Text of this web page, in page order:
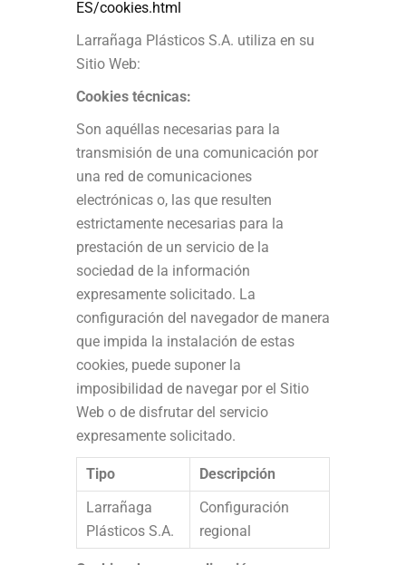
ES/cookies.html
Larrañaga Plásticos S.A. utiliza en su
Sitio Web:
Cookies técnicas:
Son aquéllas necesarias para la
transmisión de una comunicación por
una red de comunicaciones
electrónicas o, las que resulten
estrictamente necesarias para la
prestación de un servicio de la
sociedad de la información
expresamente solicitado. La
configuración del navegador de manera
que impida la instalación de estas
cookies, puede suponer la
imposibilidad de navegar por el Sitio
Web o de disfrutar del servicio
expresamente solicitado.
Tipo
Descripción
Larrañaga
Plásticos S.A.
Configuración
regional